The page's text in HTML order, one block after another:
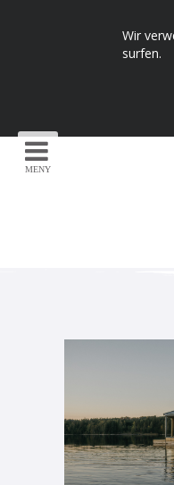
Wir
surfen.
MENY